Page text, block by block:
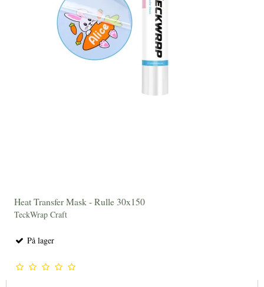
Heat Transfer Mask - Rulle 30x150
TeckWrap Craft
På lager